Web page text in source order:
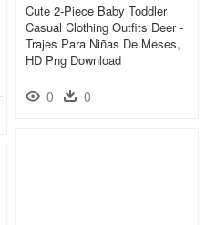
Cute 2-Piece Baby Toddler
Casual Clothing Outfits Deer -
Trajes Para Niñas De Meses,
HD Png Download
0 0